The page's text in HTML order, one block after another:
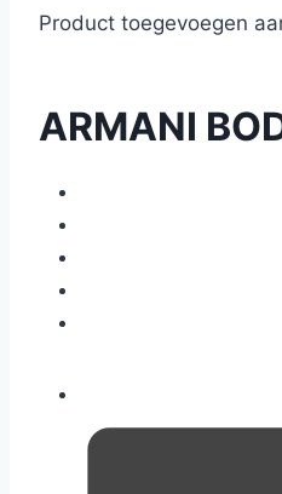
Product toegevoegen
ARMANI